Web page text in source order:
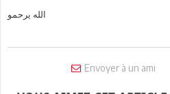
الله يرحمو
Envoyer à un ami